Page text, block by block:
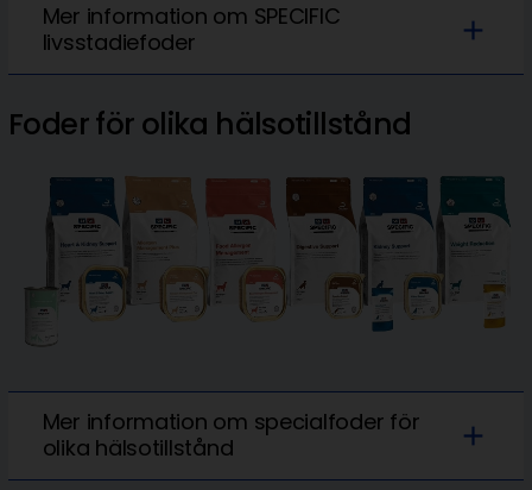
Mer information om SPECIFIC
livsstadiefoder
add
Foder för olika hälsotillstånd
Mer information om specialfoder för
olika hälsotillstånd
add